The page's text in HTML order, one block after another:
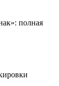
полная